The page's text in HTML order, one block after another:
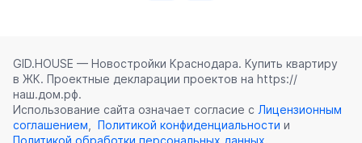
GID.HOUSE — Новостройки Краснодара. Купить квартиру
в ЖК. Проектные декларации проектов на https://
наш.дом.рф.
Использование сайта означает согласие с Лицензионным
соглашением
Политикой конфиденциальности и
Политикой обработки персональных данных.